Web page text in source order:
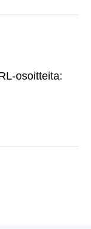
osoitteita: